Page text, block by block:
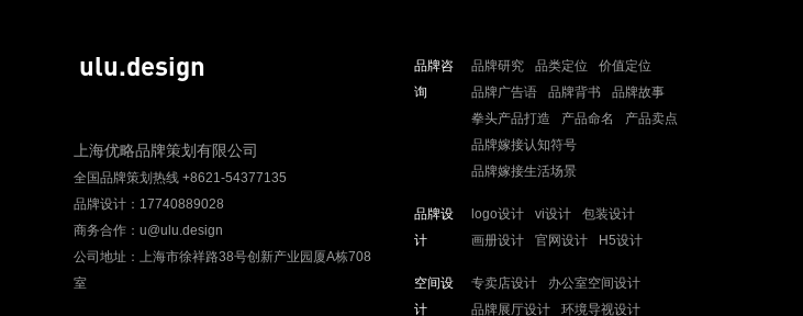
ulu.design
上海优略品牌策划有限公司
全国品牌策划热线 +8621-54377135
品牌设计：17740889028
商务合作：u@ulu.design
公司地址：上海市徐祥路38号创新产业园厦A栋708
室
品牌咨
询
品牌研究 品类定位
价值定位
品牌广告语
品牌背书
品牌故事
拳头产品打造
产品命名
产品卖点
品牌嫁接认知符号
品牌嫁接生活场景
品牌设
计
logo设计 vi设计
包装设计
画册设计
官网设计 H5设计
空间设
计
专卖店设计
办公室空间设计
品牌展厅设计
环境导视设计